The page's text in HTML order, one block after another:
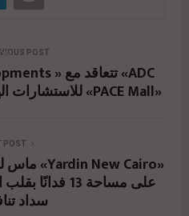
najma-
the-real-
POST
للاستشارات الهندسية» لتصميم مشروع «PACE Mall»
POST
على مساحة 13
سداد